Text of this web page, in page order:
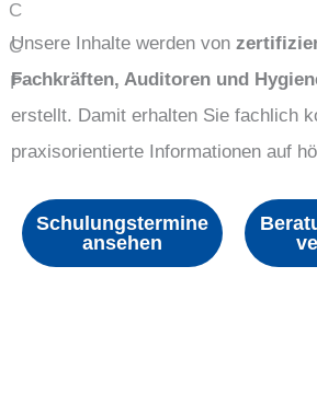
Unsere Inhalte werden von
Fachkräften, Auditoren und
erstellt. Damit erhalten Sie fachlich
praxisorientierte Informationen auf
Schulungstermine
ansehen